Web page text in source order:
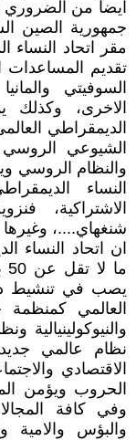
ايضاً من الضروري
جمهورية الصين
مقر اتحاد النساء
تقديم المساعدات
السوفيتي
الاخرى،
الديمقراطي
الشيوعي الروسي
والنظام الروسي
النساء
الاشتراكية،
شنغهاي....، وغيرها
ان اتحاد النساء
يصب في تنشيط
العالمي كمنظمة
نظام عالمي جديد
الاقتصادي
الحروب ويؤمن
وفي كافة
والبؤس والامية